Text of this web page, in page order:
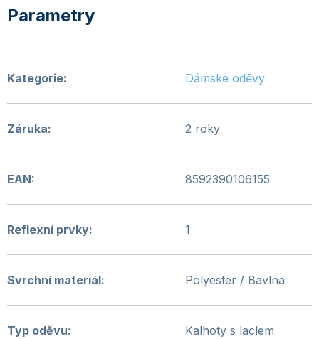
Kategorie: Dámské oděvy
Záruka: 2 roky
EAN: 8592390106155
Reflexní prvky: 1
Svrchní materiál: Polyester / Bavlna
Typ oděvu: Kalhoty s laclem